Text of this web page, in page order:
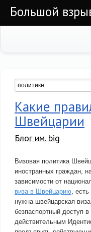
Большой
Какие
Швейцарии
Блог им. big
Визовая политика
иностранных граждан,
зависимости от
виза в Швейцарию,
нужна швейцарская
безпаспортный доступ
действительным